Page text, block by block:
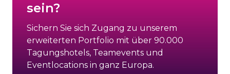
sein?
Sichern Sie sich Zugang zu unserem
erweiterten Portfolio mit über 90.000
Tagungshotels, Teamevents und
Eventlocations in ganz Europa.